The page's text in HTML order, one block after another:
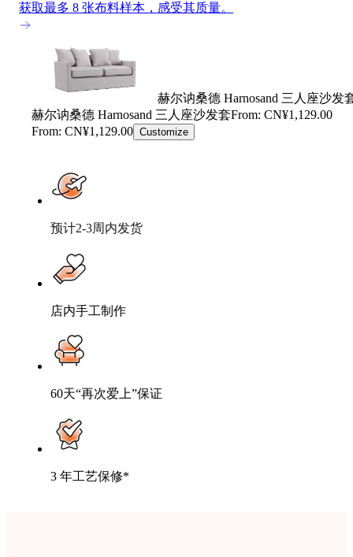
获取最多 8 张布料样本，感受其质量。
赫尔讷桑德 Harnosand 三人座沙发
赫尔讷桑德 Harnosand 三人座沙发套From: CN¥1,129.00
From: CN¥1,129.00 Customize
预计2-3周内发货
店内手工制作
60天“再次爱上”保证
3 年工艺保修*